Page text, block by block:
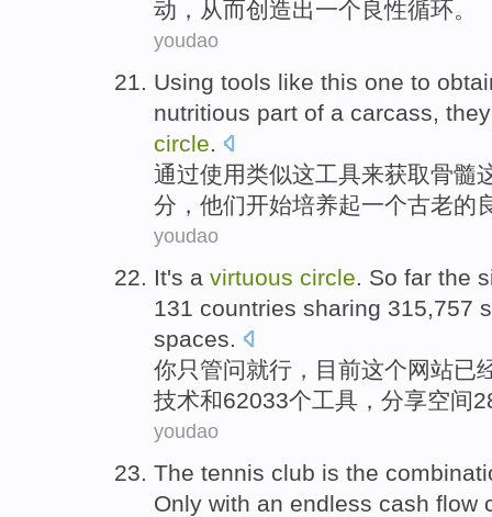
动，从而创造出一个良性循环。
youdao
Using tools like this one to
nutritious part of a carcass, they
circle.
通过使用类似这工具来获取骨髓
分 ， 他们开始培养起一个古老的
youdao
It's a virtuous circle. So far the
131 countries sharing 315,757
spaces.
你只管问就行 ， 目前这个网站已
技术和62033个工具 ，分享空间
youdao
The tennis club is the
Only with an endless cash flow